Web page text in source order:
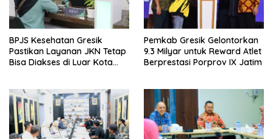
BPJS Kesehatan Gresik
Pastikan Layanan JKN Tetap
Bisa Diakses di Luar Kota
Pemkab Gresik Gelontorkan
9.3 Milyar untuk Reward Atlet
Berprestasi Porprov IX Jatim